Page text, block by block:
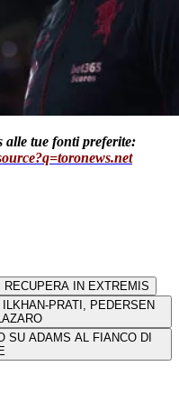
alle tue fonti preferite:
IN EXTREMIS
PRATI, PEDERSEN
SU ADAMS AL FIANCO DI